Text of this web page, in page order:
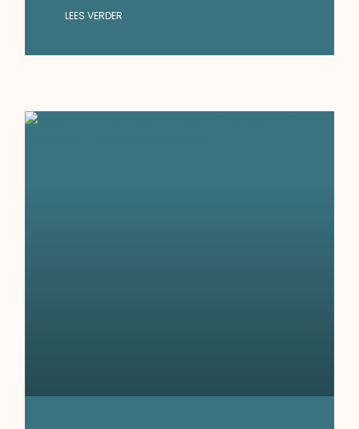
LEES VERDER